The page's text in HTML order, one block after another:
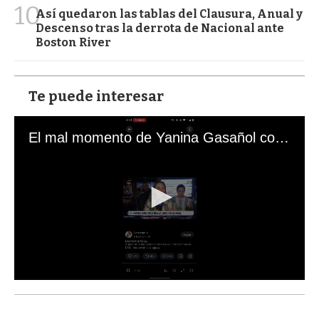
10Así quedaron las tablas del Clausura, Anual y
Descenso tras la derrota de Nacional ante
Boston River
Te puede interesar
El mal momento de Yanina Gasañol con un hincha argentino en "Subrayado"
s